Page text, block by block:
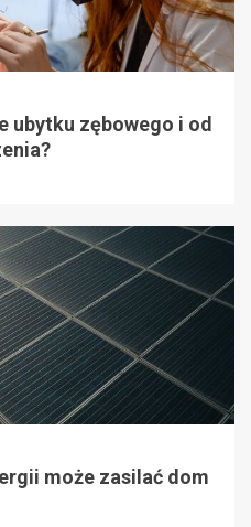
ubytku zębowego i od
może zasilać dom